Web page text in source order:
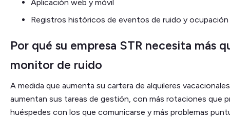
Aplicación web y móvil
Registros históricos de eventos de ruido y ocupación
Por qué su empresa STR necesita más
monitor de ruido
A medida que aumenta su cartera de alquileres
aumentan sus tareas de gestión, con más rotaciones que
huéspedes con los que comunicarse y más problemas